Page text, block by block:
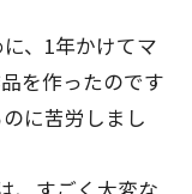
、1年かけてマ
を作ったのです
に苦労しまし